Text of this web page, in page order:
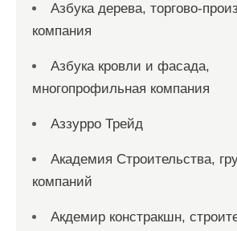
Азбука дерева, торгово-
компания
Азбука кровли и фасада,
многопрофильная компания
Аззурро Трейд
Академия Строительства,
компаний
Акдемир констракшн,